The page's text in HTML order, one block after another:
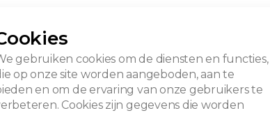
gebruiken cookies om de diensten en functies,
op onze site worden aangeboden, aan te
en om de ervaring van onze gebruikers te
Cookies zijn gegevens die worden